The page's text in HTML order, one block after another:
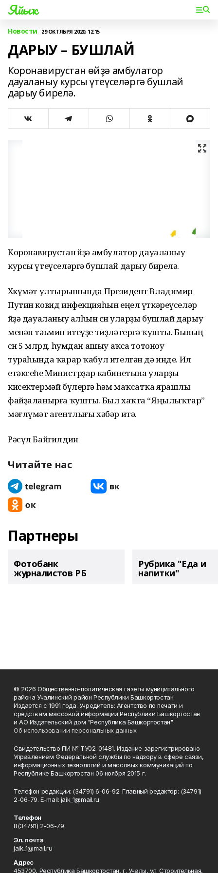
Яйыҡ
Новости 29 ОКТЯБРЯ 2020, 12:15
ДАРЫУ – БУШЛАЙ
Коронавирустан өйҙә амбулатор
дауаланыу курсы үтеүселәргә бушлай
дарыу бирелә.
Коронавирустан өйҙә амбулатор дауаланыу
курсы үтеүселәргә бушлай дарыу бирелә.
Хөкүмәт ултырышында Президент Владимир
Путин ковид инфекцияһын еңел үткәреүселәр
өйҙә дауаланыу алһын өсөн уларҙы бушлай дарыу
менән тәьмин итеүҙе тиҙләтергә ҡушты. Бының
өсөн 5 млрд. һумдан ашыу аҡса тотоноу
тураһында ҡарар ҡабул ителгән дә инде. Ил
етәксеһе Министрҙар кабинетына уларҙы
кисектермәй бүлергә һәм маҡсатҡа ярашлы
файҙаланырға ҡушты. Был хаҡта “Яңылыҡтар”
мәғлүмәт агентлығы хәбәр итә.
Рәсүл Байгилдин
Читайте нас
Партнеры
Фотобанк
журналистов РБ
Рубрика "Еда и
напитки"
© 2026 Общественно-политическая газеты муниципального
района Учалинский район Республики Башкортостан.
Издается с 1991 года. Учредитель: Агентство по печати и
средствам массовой информации Республики Башкортостан
и АО Издательский дом "Республика Башкортостан".
Об использовании персональных данных
Свидетельство ПИ № ТУ02-01481. Издание зарегистрировано
Управлением Федеральной службы по надзору в сфере связи,
информационных технологий и массовых коммуникаций по
Республике Башкортостан 06 ноября 2015 г.
Телефон редакции: (34791) 6-06-92. Главный редактор: (34791)
2-06-79. Е-mаil: jaik_1@mail.ru
Телефон
8(34791) 2-06-79
Эл. почта
jaik_1@mail.ru
Адрес
453700, Республика Башкортостан, г. Учалы, ул. Строительная,